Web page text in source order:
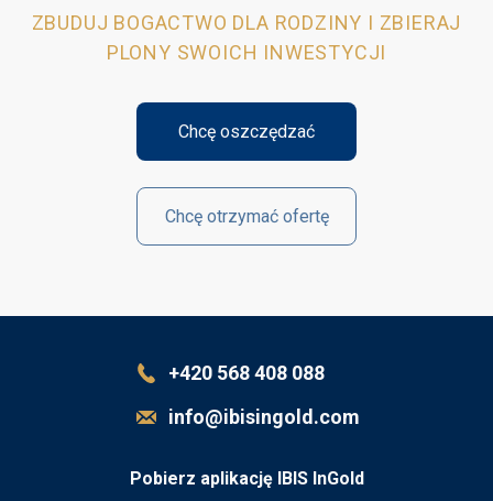
ZBUDUJ BOGACTWO DLA RODZINY I ZBIERAJ
PLONY SWOICH INWESTYCJI
Chcę oszczędzać
Chcę otrzymać ofertę
+420 568 408 088
info@ibisingold.com
Pobierz aplikację IBIS InGold